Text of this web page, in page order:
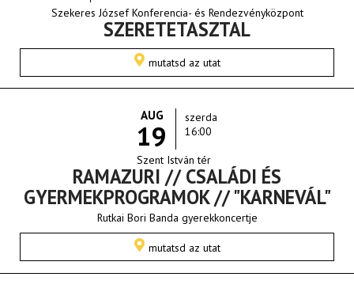
Szekeres József Konferencia- és Rendezvényközpont
SZERETETASZTAL
mutatsd az utat
AUG
19
szerda
16:00
Szent István tér
RAMAZURI // CSALÁDI ÉS
GYERMEKPROGRAMOK // "KARNEVÁL"
Rutkai Bori Banda gyerekkoncertje
mutatsd az utat